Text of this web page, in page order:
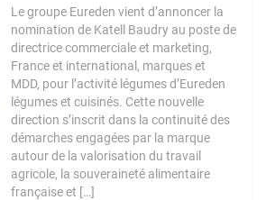
Le groupe Eureden vient d’annoncer la
nomination de Katell Baudry au poste de
directrice commerciale et marketing,
France et international, marques et
MDD, pour l’activité légumes d’Eureden
légumes et cuisinés. Cette nouvelle
direction s’inscrit dans la continuité des
démarches engagées par la marque
autour de la valorisation du travail
agricole, la souveraineté alimentaire
française et […]